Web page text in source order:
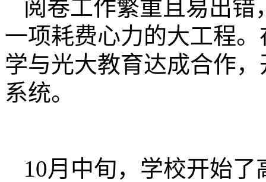
阅卷工作繁重且易出
一项耗费心力的大工程
学与光大教育达成合作
系统。
10月中旬，学校开始